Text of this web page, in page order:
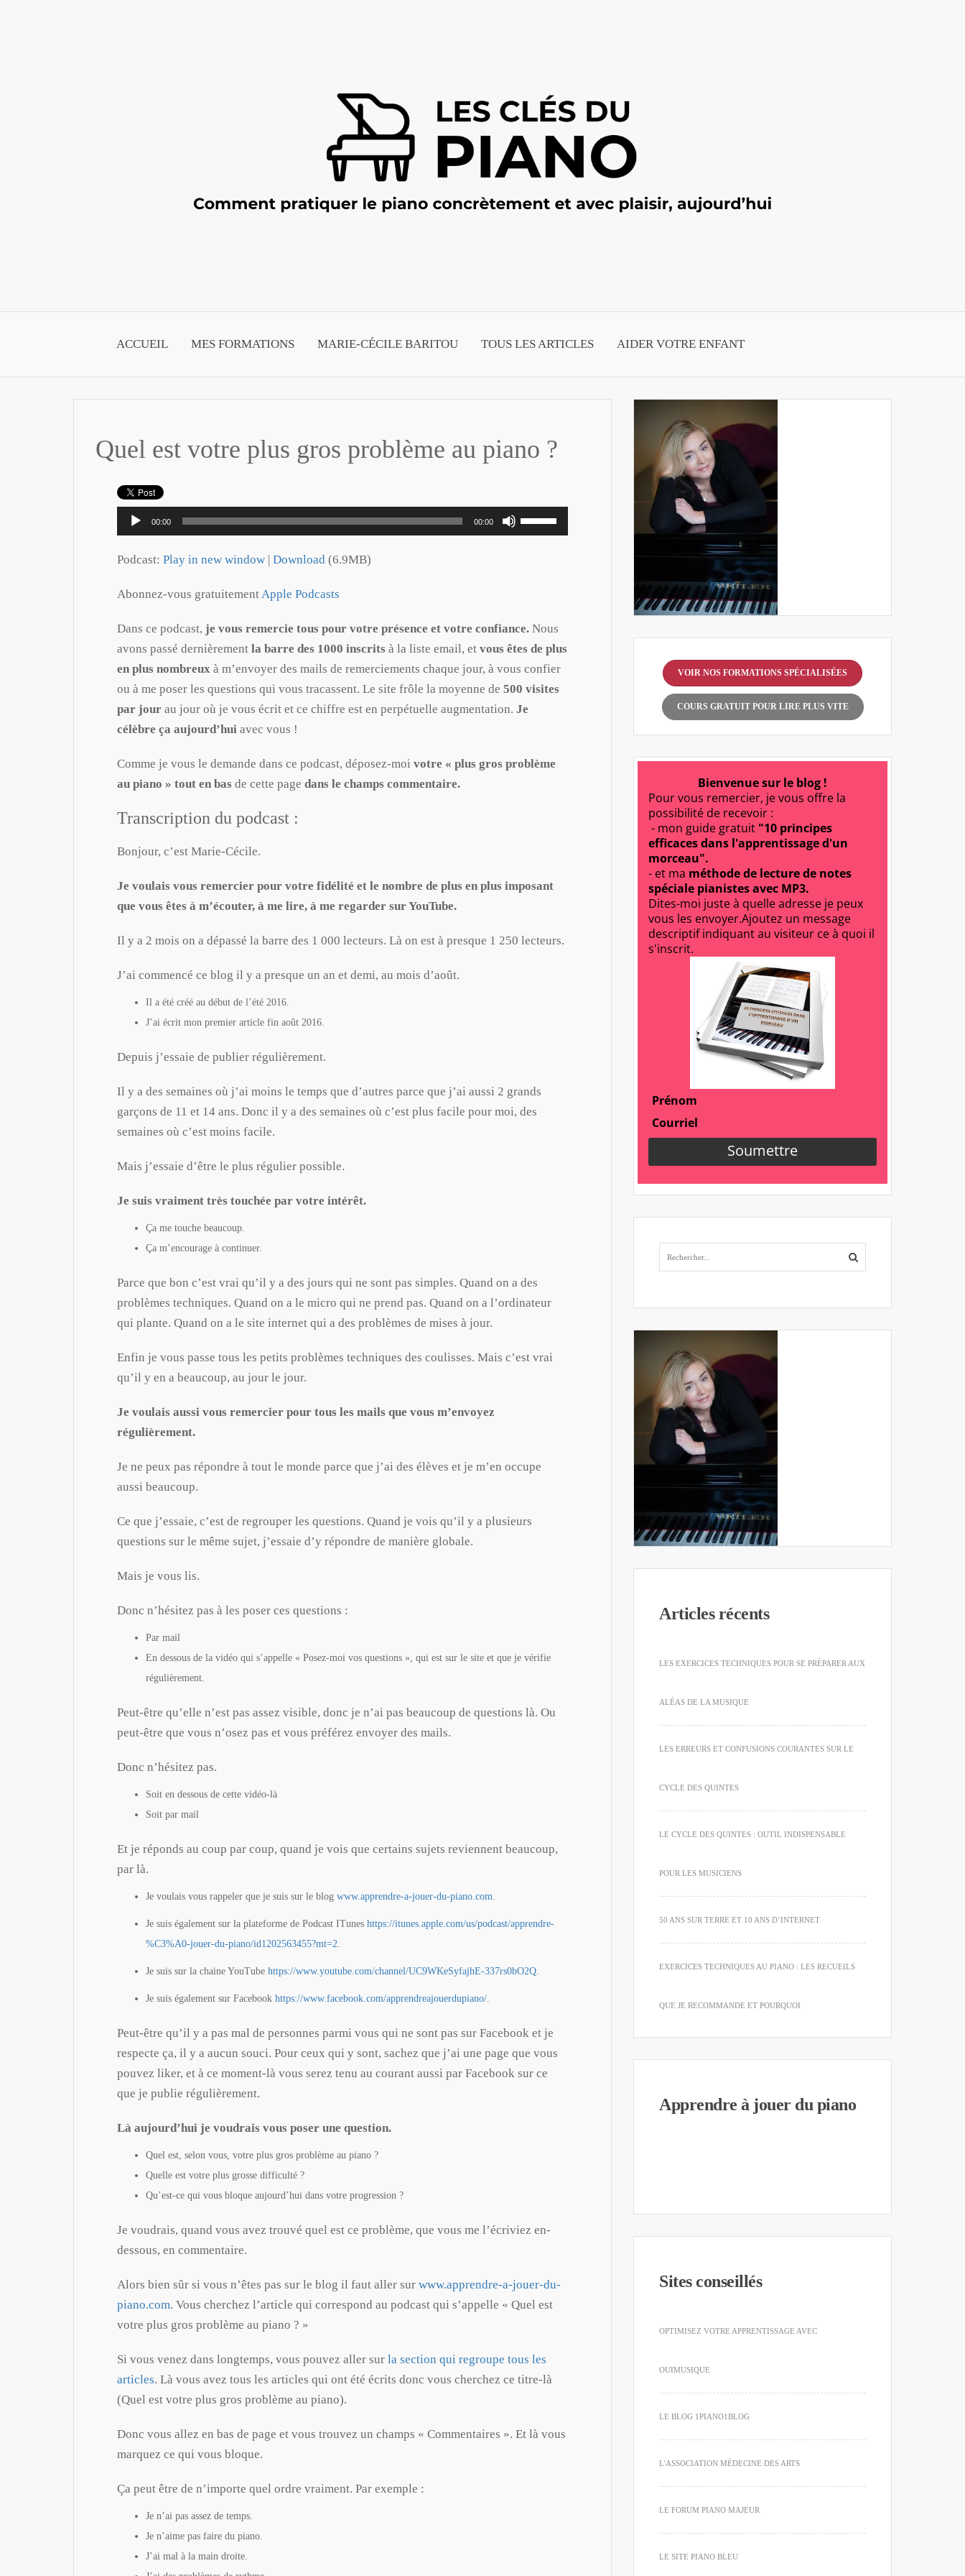
ACCUEIL MES FORMATIONS MARIE-CÉCILE BARITOU TOUS LES ARTICLES AIDER VOTRE ENFANT
Quel est votre plus gros problème au piano ?
Lecteur
audio
00:00 00:00
Utilisez
les
diminuer
Podcast: Play in new window | Download (6.9MB)
Abonnez-vous gratuitementApple Podcasts
Dans ce podcast, je vous remercie tous pour votre présence et votre confiance. Nous
avons passé dernièrement la barre des 1000 inscrits à la liste email, et vous êtes de plus
en plus nombreux à m’envoyer des mails de remerciements chaque jour, à vous confier
ou à me poser les questions qui vous tracassent. Le site frôle la moyenne de 500 visites
par jour au jour où je vous écrit et ce chiffre est en perpétuelle augmentation. Je
célèbre ça aujourd’hui avec vous !
Comme je vous le demande dans ce podcast, déposez-moi votre « plus gros problème
au piano » tout en bas de cette page dans le champs commentaire.
Transcription du podcast :
Bonjour, c’est Marie-Cécile.
Je voulais vous remercier pour votre fidélité et le nombre de plus en plus imposant
que vous êtes à m’écouter, à me lire, à me regarder sur YouTube.
Il y a 2 mois on a dépassé la barre des 1 000 lecteurs. Là on est à presque 1 250 lecteurs.
J’ai commencé ce blog il y a presque un an et demi, au mois d’août.
Il a été créé au début de l’été 2016.
J’ai écrit mon premier article fin août 2016.
Depuis j’essaie de publier régulièrement.
Il y a des semaines où j’ai moins le temps que d’autres parce que j’ai aussi 2 grands
garçons de 11 et 14 ans. Donc il y a des semaines où c’est plus facile pour moi, des
semaines où c’est moins facile.
Mais j’essaie d’être le plus régulier possible.
Je suis vraiment très touchée par votre intérêt.
Ça me touche beaucoup.
Ça m’encourage à continuer.
Parce que bon c’est vrai qu’il y a des jours qui ne sont pas simples. Quand on a des
problèmes techniques. Quand on a le micro qui ne prend pas. Quand on a l’ordinateur
qui plante. Quand on a le site internet qui a des problèmes de mises à jour.
Enfin je vous passe tous les petits problèmes techniques des coulisses. Mais c’est vrai
qu’il y en a beaucoup, au jour le jour.
Je voulais aussi vous remercier pour tous les mails que vous m’envoyez
régulièrement.
Je ne peux pas répondre à tout le monde parce que j’ai des élèves et je m’en occupe
aussi beaucoup.
Ce que j’essaie, c’est de regrouper les questions. Quand je vois qu’il y a plusieurs
questions sur le même sujet, j’essaie d’y répondre de manière globale.
Mais je vous lis.
Donc n’hésitez pas à les poser ces questions :
Par mail
En dessous de la vidéo qui s’appelle « Posez-moi vos questions », qui est sur le site et que je vérifie
régulièrement.
Peut-être qu’elle n’est pas assez visible, donc je n’ai pas beaucoup de questions là. Ou
peut-être que vous n’osez pas et vous préférez envoyer des mails.
Donc n’hésitez pas.
Soit en dessous de cette vidéo-là
Soit par mail
Et je réponds au coup par coup, quand je vois que certains sujets reviennent beaucoup,
par là.
Je voulais vous rappeler que je suis sur le blog www.apprendre-a-jouer-du-piano.com.
Je suis également sur la plateforme de Podcast ITunes https://itunes.apple.com/us/podcast/apprendre-
%C3%A0-jouer-du-piano/id1202563455?mt=2.
Je suis sur la chaine YouTube https://www.youtube.com/channel/UC9WKeSyfajhE-337rs0bO2Q.
Je suis également sur Facebook https://www.facebook.com/apprendreajouerdupiano/.
Peut-être qu’il y a pas mal de personnes parmi vous qui ne sont pas sur Facebook et je
respecte ça, il y a aucun souci. Pour ceux qui y sont, sachez que j’ai une page que vous
pouvez liker, et à ce moment-là vous serez tenu au courant aussi par Facebook sur ce
que je publie régulièrement.
Là aujourd’hui je voudrais vous poser une question.
Quel est, selon vous, votre plus gros problème au piano ?
Quelle est votre plus grosse difficulté ?
Qu’est-ce qui vous bloque aujourd’hui dans votre progression ?
Je voudrais, quand vous avez trouvé quel est ce problème, que vous me l’écriviez en-
dessous, en commentaire.
Alors bien sûr si vous n’êtes pas sur le blog il faut aller sur www.apprendre-a-jouer-du-
piano.com. Vous cherchez l’article qui correspond au podcast qui s’appelle « Quel est
votre plus gros problème au piano ? »
Si vous venez dans longtemps, vous pouvez aller sur la section qui regroupe tous les
articles. Là vous avez tous les articles qui ont été écrits donc vous cherchez ce titre-là
(Quel est votre plus gros problème au piano).
Donc vous allez en bas de page et vous trouvez un champs « Commentaires ». Et là vous
marquez ce qui vous bloque.
Ça peut être de n’importe quel ordre vraiment. Par exemple :
Je n’ai pas assez de temps.
Je n’aime pas faire du piano.
J’ai mal à la main droite.
VOIR NOS FORMATIONS SPÉCIALISÉES
COURS GRATUIT POUR LIRE PLUS VITE
Articles récents
LES EXERCICES TECHNIQUES POUR SE PRÉPARER AUX
ALÉAS DE LA MUSIQUE
LES ERREURS ET CONFUSIONS COURANTES SUR LE
CYCLE DES QUINTES
LE CYCLE DES QUINTES : OUTIL INDISPENSABLE
POUR LES MUSICIENS
50 ANS SUR TERRE ET 10 ANS D’INTERNET
EXERCICES TECHNIQUES AU PIANO : LES RECUEILS
QUE JE RECOMMANDE ET POURQUOI
Apprendre à jouer du piano
Sites conseillés
OPTIMISEZ VOTRE APPRENTISSAGE AVEC
OUIMUSIQUE
LE BLOG 1PIANO1BLOG
L'ASSOCIATION MÉDECINE DES ARTS
LE FORUM PIANO MAJEUR
LE SITE PIANO BLEU